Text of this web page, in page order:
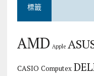
標籤
AMD Apple
CASIO Computex